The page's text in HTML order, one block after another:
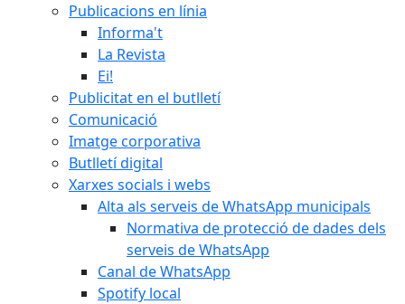
Publicacions en línia
Informa't
La Revista
Ei!
Publicitat en el butlletí
Comunicació
Imatge corporativa
Butlletí digital
Xarxes socials i webs
Alta als serveis de WhatsApp municipals
Normativa de protecció de dades dels
serveis de WhatsApp
Canal de WhatsApp
Spotify local